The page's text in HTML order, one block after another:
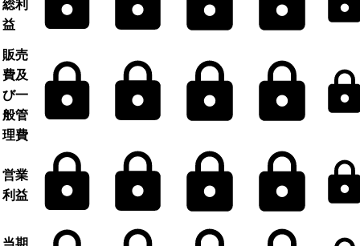
総利
益
販売
費及
び一
般管
理費
営業
利益